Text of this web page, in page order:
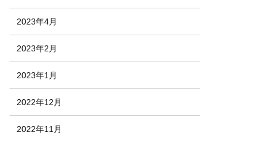
2023年4月
2023年2月
2023年1月
2022年12月
2022年11月